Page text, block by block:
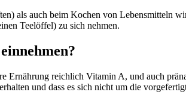
als auch beim Kochen von Lebensmitteln
Teelöffel) zu sich nehmen.
Ernährung reichlich Vitamin A, und auch
und dass es sich nicht um die